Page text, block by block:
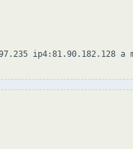
ip4:81.90.182.128 a